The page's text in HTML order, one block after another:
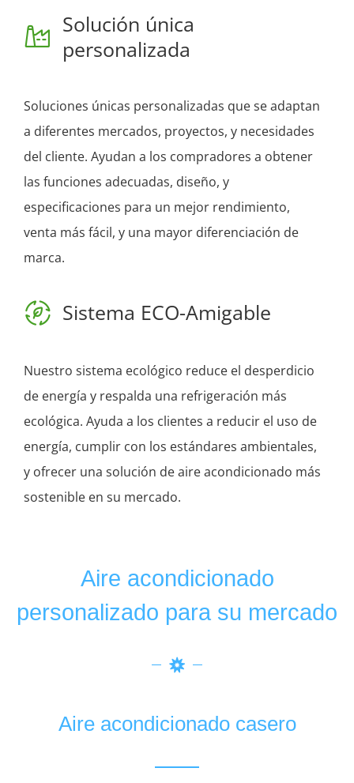
Solución única
personalizada
Soluciones únicas personalizadas que se adaptan
a diferentes mercados, proyectos, y necesidades
del cliente. Ayudan a los compradores a obtener
las funciones adecuadas, diseño, y
especificaciones para un mejor rendimiento,
venta más fácil, y una mayor diferenciación de
marca.
Sistema ECO-Amigable
Nuestro sistema ecológico reduce el desperdicio
de energía y respalda una refrigeración más
ecológica. Ayuda a los clientes a reducir el uso de
energía, cumplir con los estándares ambientales,
y ofrecer una solución de aire acondicionado más
sostenible en su mercado.
Aire acondicionado
personalizado para su mercado
Aire acondicionado casero